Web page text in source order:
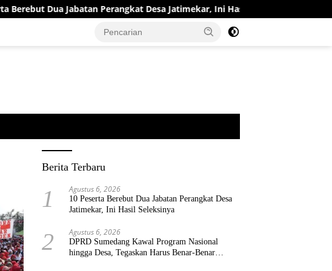
Dua Jabatan Perangkat Desa Jatimekar, Ini Hasil Seleksinya
Berita Terbaru
1 Agustus 6, 2026
10 Peserta Berebut Dua Jabatan Perangkat Desa
Jatimekar, Ini Hasil Seleksinya
2 Agustus 6, 2026
DPRD Sumedang Kawal Program Nasional
hingga Desa, Tegaskan Harus Benar-Benar